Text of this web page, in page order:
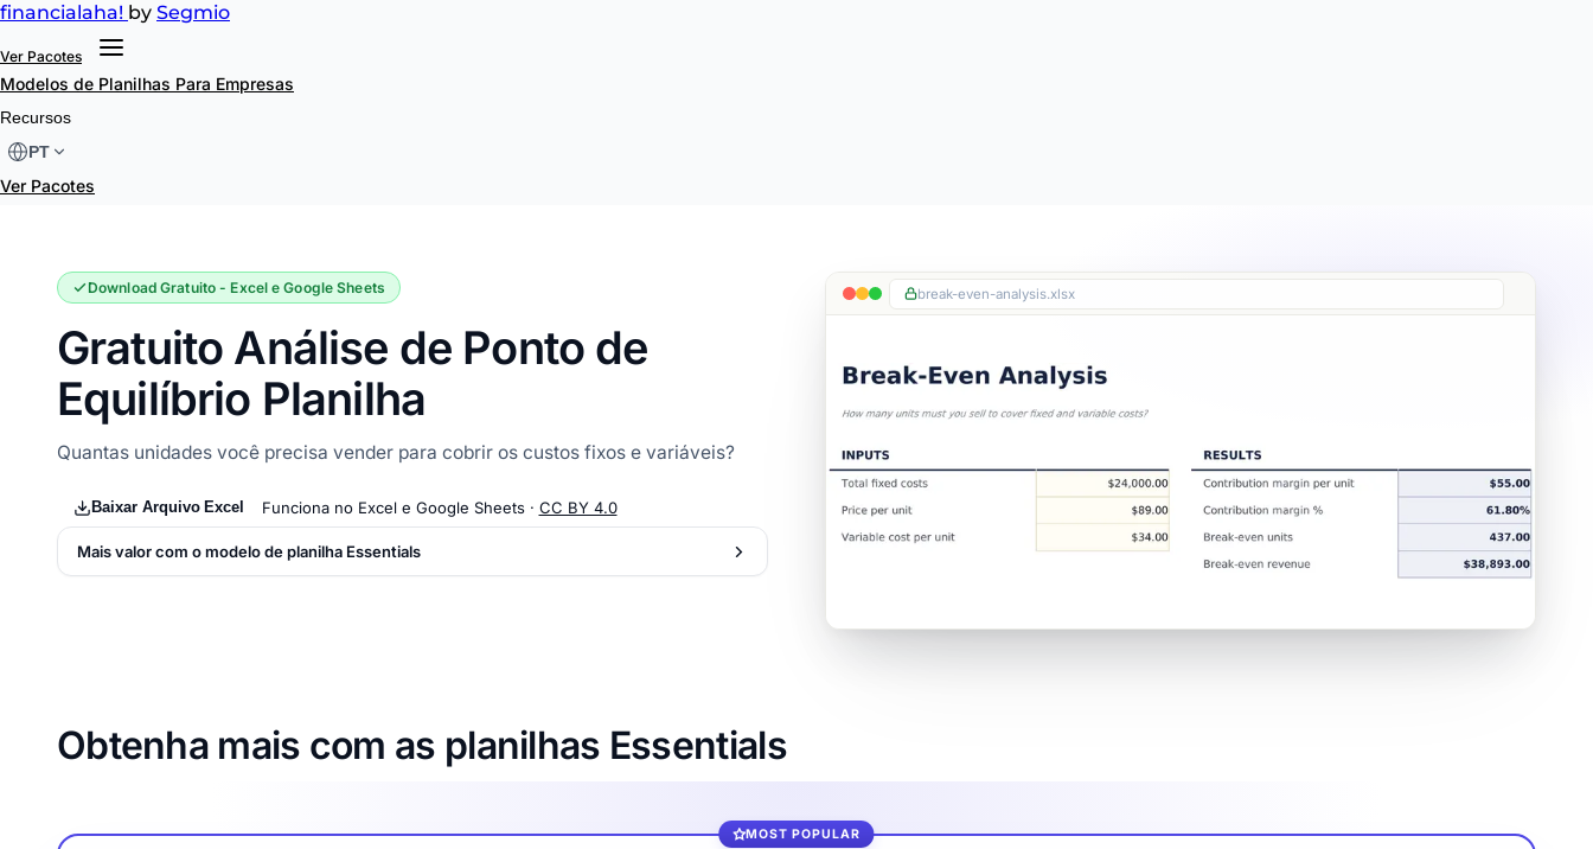
financialaha! by Segmio
Ver Pacotes
Modelos de Planilhas Para Empresas
Recursos
PT
Ver Pacotes
Análise de Ponto de Equilíbrio
Download Gratuito - Excel e Google Sheets
Gratuito Análise de Ponto de
Equilíbrio Planilha
Quantas unidades você precisa vender para cobrir os custos fixos e variáveis?
Baixar Arquivo Excel Funciona no Excel e Google Sheets · CC BY 4.0
Mais valor com o modelo de planilha Essentials
break-even-analysis.xlsx
Obtenha mais com as planilhas Essentials
MOST POPULAR